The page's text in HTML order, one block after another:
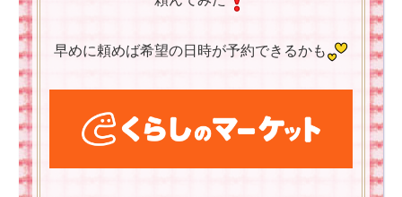
早めに頼めば希望の日時が予約できるかも